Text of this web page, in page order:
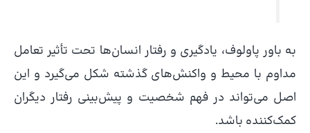
به باور پاولوف، یادگیری و رفتار انسان‌ها تحت تأثیر تعامل
مداوم با محیط و واکنش‌های گذشته شکل می‌گیرد و این
اصل می‌تواند در فهم شخصیت و پیش‌بینی رفتار دیگران
کمک‌کننده باشد.